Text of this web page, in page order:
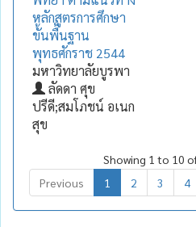
หลักสูตรการศึกษา
ขั้นพื้นฐาน
พุทธศักราช 2544
มหาวิทยาลัยบูรพา
ลัดดา ศุข
ปรีดี;สมโภชน์ อเนก
สุข
Showing 1 to 10
Previous
1 2 3 4